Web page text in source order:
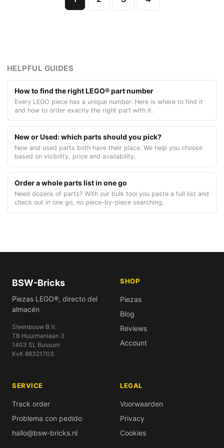
HELPFUL GUIDES
How to find the right LEGO® part number
Every LEGO piece has a unique number. Here is where to find it
and how to order exactly the right part with it.
New or Used: which parts should you pick?
New and used parts both have their place. We help you choose
based on visibility, price and availability.
Order a whole parts list in one go
Need dozens of parts? With our bulk tool you paste a full list and
check out in one go, no piece-by-piece searching.
BSW-Bricks
Piezas LEGO®, directo del
almacén
Steenbouw B.V.
TB Huurmanlaan 3
1403 SL Bussum
KvK 88321703
SHOP
Piezas
Blog
Reviews
Account
SERVICE
Track order
Problema con pedido
hallo@bsw-bricks.nl
LEGAL
Voorwaarden
Privacy
Cookies